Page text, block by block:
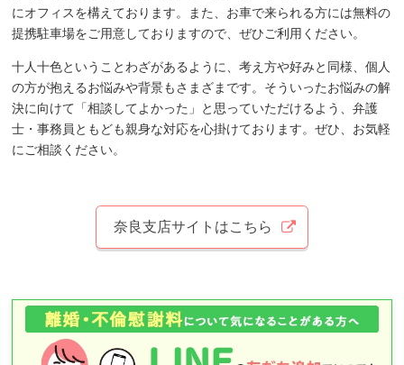
にオフィスを構えております。また、お車で来られる方には無料の
提携駐車場をご用意しておりますので、ぜひご利用ください。
十人十色ということわざがあるように、考え方や好みと同様、個人
の方が抱えるお悩みや背景もさまざまです。そういったお悩みの解
決に向けて「相談してよかった」と思っていただけるよう、弁護
士・事務員ともども親身な対応を心掛けております。ぜひ、お気軽
にご相談ください。
奈良支店サイトはこちら